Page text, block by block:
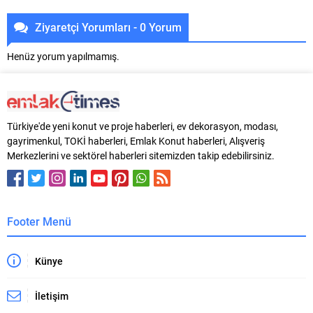
Ziyaretçi Yorumları - 0 Yorum
Henüz yorum yapılmamış.
Türkiye'de yeni konut ve proje haberleri, ev dekorasyon, modası,
gayrimenkul, TOKİ haberleri, Emlak Konut haberleri, Alışveriş
Merkezlerini ve sektörel haberleri sitemizden takip edebilirsiniz.
Footer Menü
Künye
İletişim